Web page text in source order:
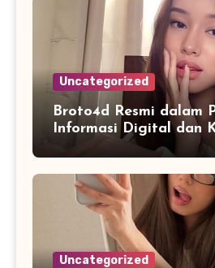
Uncategorized
Broto4d Resmi dalam
Informasi Digital dan
Akses Pengguna
Uncategorized